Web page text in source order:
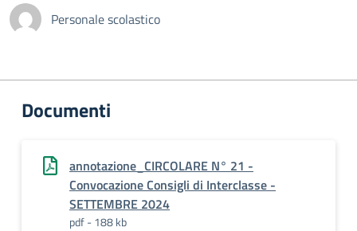
Personale scolastico
Documenti
annotazione_CIRCOLARE N° 21 -
Convocazione Consigli di Interclasse -
SETTEMBRE 2024
pdf - 188 kb